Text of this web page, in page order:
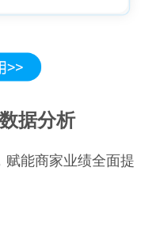
据分析
赋能商家业绩全面提